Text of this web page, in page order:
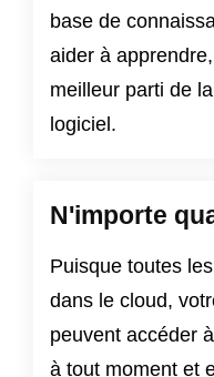
base de
aider à
meilleur parti de
logiciel.
N'importe
Puisque toutes
dans le cloud,
peuvent accéder
à tout moment et